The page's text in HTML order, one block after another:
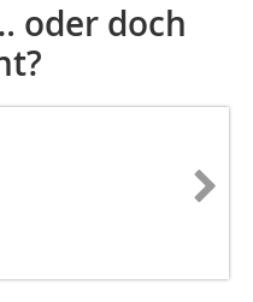
oder doch